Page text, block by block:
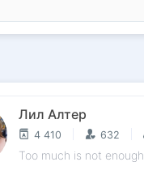
Лил Алтер
4 410 632
Too much is not enough